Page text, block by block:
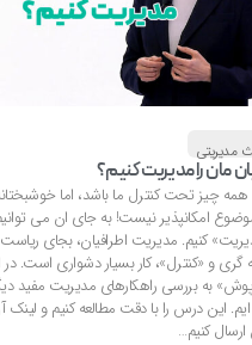
را مدیریت کنیم؟
تحت کنترل ما باشد، اما خوشبختانه یا
امکانپذیر نیست! به جای ان می توانیم
کنیم. مدیریت اطرافیان، بجای ریاست و
«کنترل»، کار بسیار دشواری است. در این
بررسی راهکارهای مدیریت مفید دیگران
درس را با دقت مطالعه کنیم و لینک آن را
کنیم…